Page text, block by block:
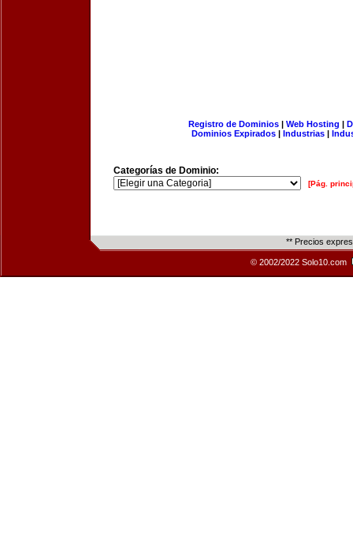
Registro de Dominios| Web Hosting |
Dominios Expirados | Industrias |
Categorías de Dominio:
[Pág.
** Precios
© 2002/2022 Solo10.com